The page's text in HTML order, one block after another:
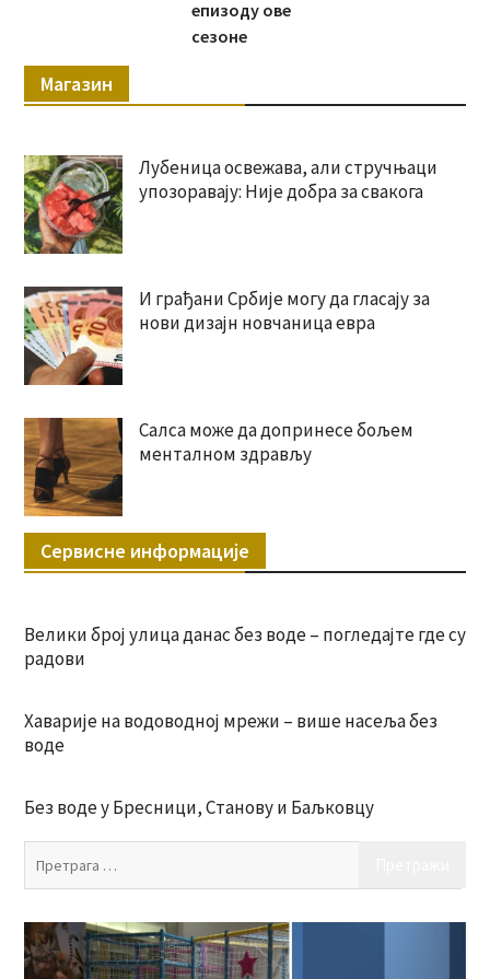
епизоду ове
сезоне
Магазин
Лубеница освежава, али стручњаци
упозоравају: Није добра за свакога
И грађани Србије могу да гласају за
нови дизајн новчаница евра
Салса може да допринесе бољем
менталном здрављу
Сервисне информације
Велики број улица данас без воде – погледајте где су
радови
Хаварије на водоводној мрежи – више насеља без
воде
Без воде у Бресници, Станову и Баљковцу